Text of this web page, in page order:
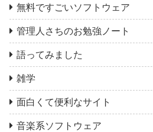
無料ですごいソフトウェア
管理人さちのお勉強ノート
語ってみました
雑学
面白くて便利なサイト
音楽系ソフトウェア